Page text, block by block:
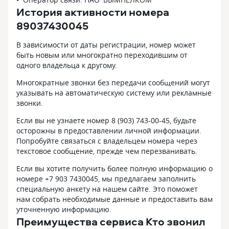
История активности номера
89037430045
В зависимости от даты регистрации, номер может
быть новым или многократно переходившим от
одного владельца к другому.
Многократные звонки без передачи сообщений могут
указывать на автоматическую систему или рекламные
звонки.
Если вы не узнаете номер 8 (903) 743-00-45, будьте
осторожны в предоставлении личной информации.
Попробуйте связаться с владельцем номера через
текстовое сообщение, прежде чем перезванивать.
Если вы хотите получить более полную информацию о
номере +7 903 7430045, мы предлагаем заполнить
специальную анкету на нашем сайте. Это поможет
нам собрать необходимые данные и предоставить вам
уточненную информацию.
Преимущества сервиса Кто звонил